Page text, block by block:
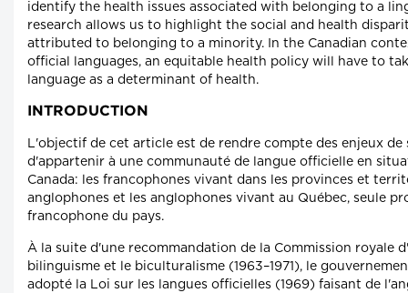
identify the health issues associated with belonging to a
research allows us to highlight the social and health
attributed to belonging to a minority. In the Canadian
official languages, an equitable health policy will have to
language as a determinant of health.
INTRODUCTION
L'objectif de cet article est de rendre compte des enjeux de
d'appartenir à une communauté de langue officielle en
Canada: les francophones vivant dans les provinces et
anglophones et les anglophones vivant au Québec, seule
francophone du pays.
À la suite d'une recommandation de la Commission royale
bilinguisme et le biculturalisme (1963–1971), le
adopté la Loi sur les langues officielles (1969) faisant de